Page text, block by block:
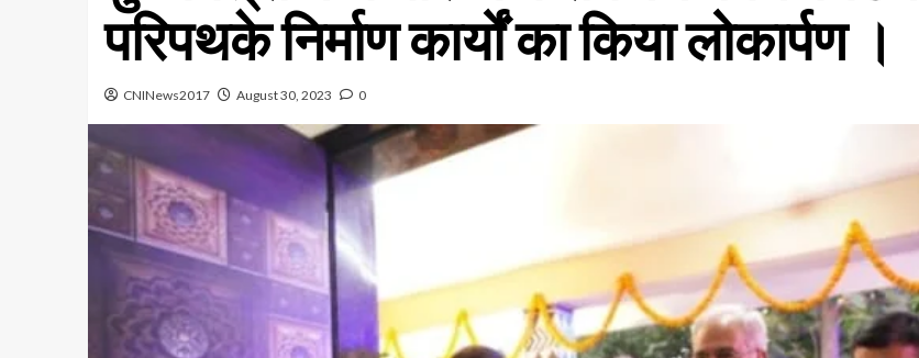
परिपथके निर्माण कार्यों का किया लोकार्पण ।
CNINews2017 August 30, 2023 0